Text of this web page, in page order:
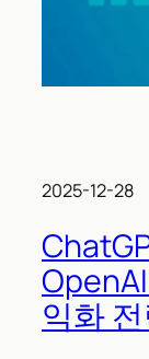
2025-12-28
익화